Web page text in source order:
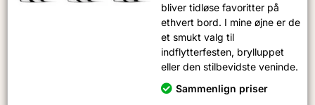
bliver tidløse favoritter på
ethvert bord. I mine øjne er de
et smukt valg til
indflytterfesten, brylluppet
eller den stilbevidste veninde.
Sammenlign priser